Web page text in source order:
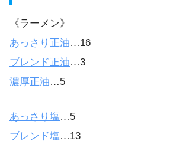
《ラーメン》
あっさり正油…16
ブレンド正油…3
濃厚正油…5
あっさり塩…5
ブレンド塩…13